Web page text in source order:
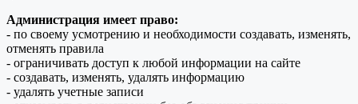
Администрация имеет право:
- по своему усмотрению и необходимости создавать, изменять,
отменять правила
- ограничивать доступ к любой информации на сайте
- создавать, изменять, удалять информацию
- удалять учетные записи